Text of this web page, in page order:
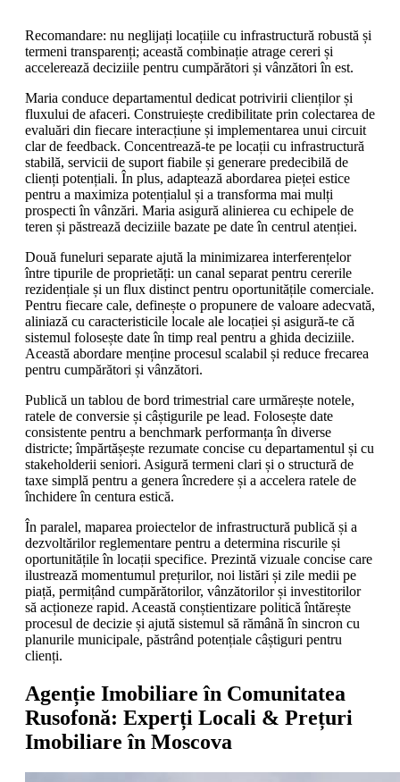
Recomandare: nu neglijați locațiile cu infrastructură robustă și
termeni transparenți; această combinație atrage cereri și
accelerează deciziile pentru cumpărători și vânzători în est.
Maria conduce departamentul dedicat potrivirii clienților și
fluxului de afaceri. Construiește credibilitate prin colectarea de
evaluări din fiecare interacțiune și implementarea unui circuit
clar de feedback. Concentrează-te pe locații cu infrastructură
stabilă, servicii de suport fiabile și generare predecibilă de
clienți potențiali. În plus, adaptează abordarea pieței estice
pentru a maximiza potențialul și a transforma mai mulți
prospecti în vânzări. Maria asigură alinierea cu echipele de
teren și păstrează deciziile bazate pe date în centrul atenției.
Două funeluri separate ajută la minimizarea interferențelor
între tipurile de proprietăți: un canal separat pentru cererile
rezidențiale și un flux distinct pentru oportunitățile comerciale.
Pentru fiecare cale, definește o propunere de valoare adecvată,
aliniază cu caracteristicile locale ale locației și asigură-te că
sistemul folosește date în timp real pentru a ghida deciziile.
Această abordare menține procesul scalabil și reduce frecarea
pentru cumpărători și vânzători.
Publică un tablou de bord trimestrial care urmărește notele,
ratele de conversie și câștigurile pe lead. Folosește date
consistente pentru a benchmark performanța în diverse
districte; împărtășește rezumate concise cu departamentul și cu
stakeholderii seniori. Asigură termeni clari și o structură de
taxe simplă pentru a genera încredere și a accelera ratele de
închidere în centura estică.
În paralel, maparea proiectelor de infrastructură publică și a
dezvoltărilor reglementare pentru a determina riscurile și
oportunitățile în locații specifice. Prezintă vizuale concise care
ilustrează momentumul prețurilor, noi listări și zile medii pe
piață, permițând cumpărătorilor, vânzătorilor și investitorilor
să acționeze rapid. Această conștientizare politică întărește
procesul de decizie și ajută sistemul să rămână în sincron cu
planurile municipale, păstrând potențiale câștiguri pentru
clienți.
Agenție Imobiliare în Comunitatea
Rusofonă: Experți Locali & Prețuri
Imobiliare în Moscova